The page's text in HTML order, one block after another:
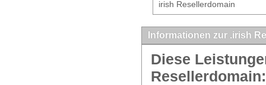
irish Resellerdomain
Informationen zur .irish
Diese
Resellerdomain: